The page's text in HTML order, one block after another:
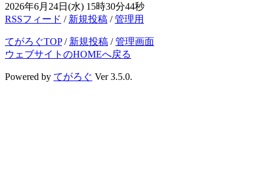
2026年6月24日(水) 15時30分44秒
RSSフィード / 新規投稿 /管理用
てがろぐTOP/ 新規投稿 /管理画面
ウェブサイトのHOMEへ戻る
Powered by てがろぐ Ver 3.5.0.